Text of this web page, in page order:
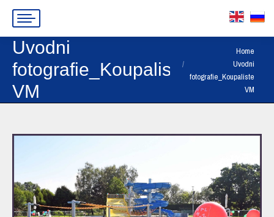
Uvodni
fotografie_Koupaliste
VM
Home
Uvodni
fotografie_Koupaliste
VM